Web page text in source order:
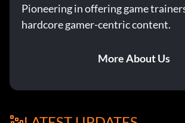
Pioneering in offering game
hardcore gamer-centric content.
More About Us